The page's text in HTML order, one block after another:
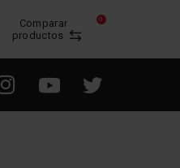
Comparar
productos
0